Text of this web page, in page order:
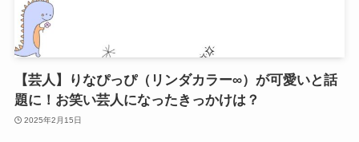
【芸人】りなぴっぴ（リンダカラー∞）が可愛いと話
題に！お笑い芸人になったきっかけは？
2025年2月15日